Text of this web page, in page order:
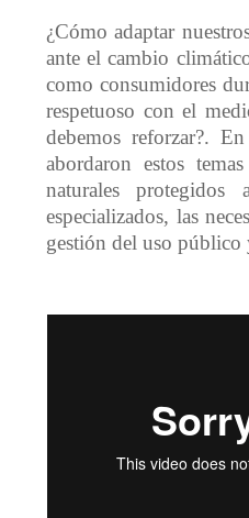
¿Cómo adaptar
ante el cambio
como consumidores
respetuoso con el
debemos reforzar?.
abordaron estos
naturales
especializados, las
gestión del uso